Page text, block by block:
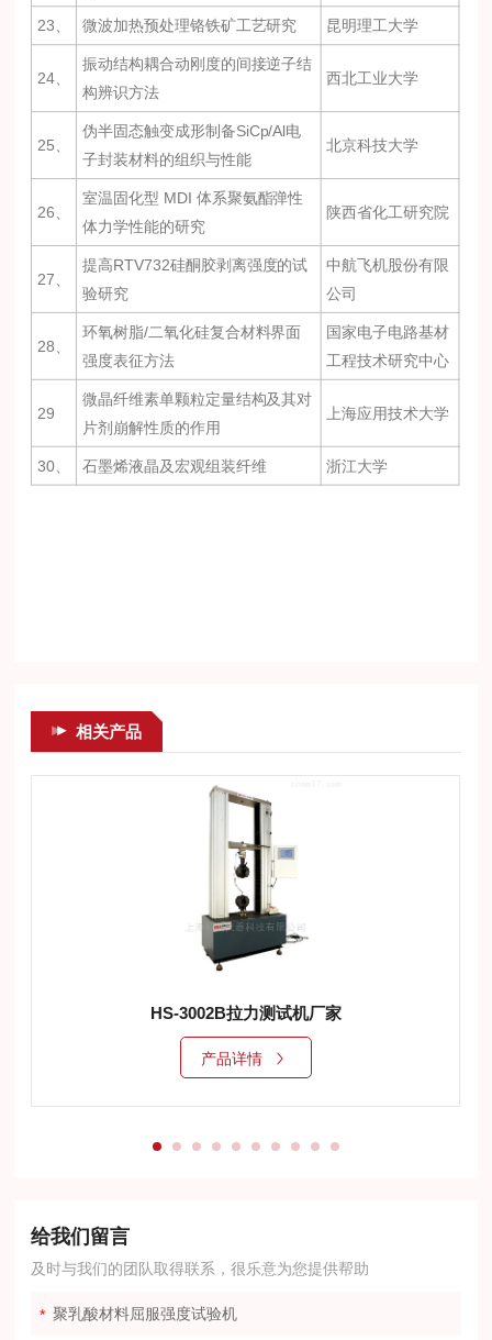
23、 微波加热预处理铬铁矿工艺研究 昆明理工大学
24、
振动结构耦合动刚度的间接逆子结
构辨识方法
西北工业大学
25、
伪半固态触变成形制备SiCp/Al电
子封装材料的组织与性能
北京科技大学
26、
室温固化型 MDI 体系聚氨酯弹性
体力学性能的研究
陕西省化工研究院
27、
提高RTV732硅酮胶剥离强度的试
验研究
中航飞机股份有限
公司
28、
环氧树脂/二氧化硅复合材料界面
强度表征方法
国家电子电路基材
工程技术研究中心
29
微晶纤维素单颗粒定量结构及其对
片剂崩解性质的作用
上海应用技术大学
30、 石墨烯液晶及宏观组装纤维 浙江大学
相关产品
HS-3001A5KN双立柱拉力机
产品详情
给我们留言
及时与我们的团队取得联系，很乐意为您提供帮助